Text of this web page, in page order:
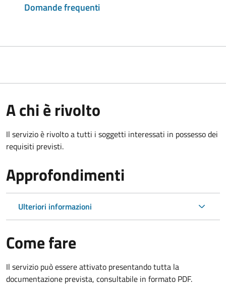
Domande frequenti
A chi è rivolto
Il servizio è rivolto a tutti i soggetti interessati in possesso dei
requisiti previsti.
Approfondimenti
Ulteriori informazioni
Come fare
Il servizio può essere attivato presentando tutta la
documentazione prevista, consultabile in formato PDF.